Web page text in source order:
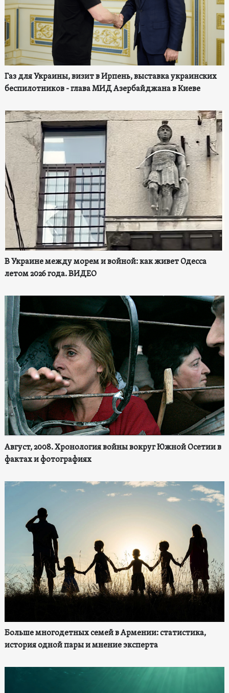
Газ для Украины, визит в Ирпень, выставка украинских
беспилотников - глава МИД Азербайджана в Киеве
В Украине между морем и войной: как живет Одесса
летом 2026 года. ВИДЕО
Август, 2008. Хронология войны вокруг Южной Осетии в
фактах и фотографиях
Больше многодетных семей в Армении: статистика,
история одной пары и мнение эксперта